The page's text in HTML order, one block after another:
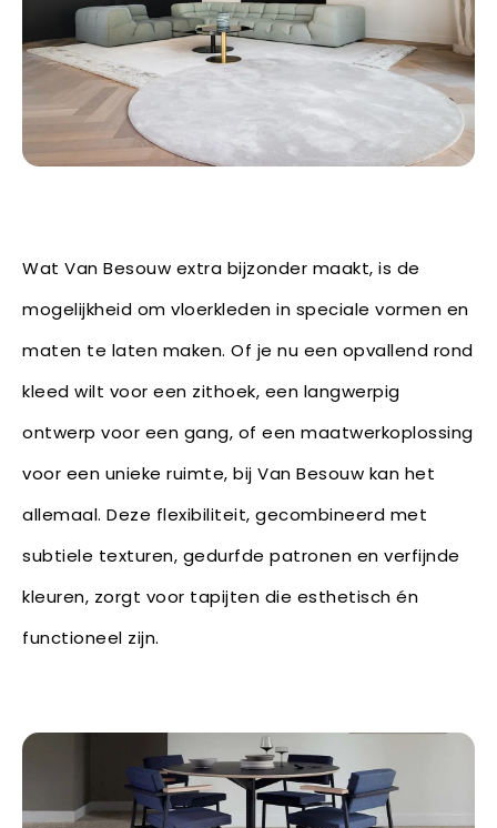
Wat Van Besouw extra bijzonder maakt, is de
mogelijkheid om vloerkleden in speciale vormen en
maten te laten maken. Of je nu een opvallend rond
kleed wilt voor een zithoek, een langwerpig
ontwerp voor een gang, of een maatwerkoplossing
voor een unieke ruimte, bij Van Besouw kan het
allemaal. Deze flexibiliteit, gecombineerd met
subtiele texturen, gedurfde patronen en verfijnde
kleuren, zorgt voor tapijten die esthetisch én
functioneel zijn.